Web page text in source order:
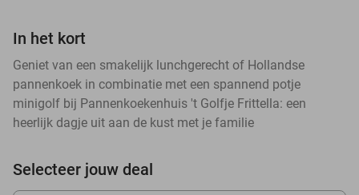
In het kort
Geniet van een smakelijk lunchgerecht of Hollandse
pannenkoek in combinatie met een spannend potje
minigolf bij Pannenkoekenhuis 't Golfje Frittella: een
heerlijk dagje uit aan de kust met je familie
Selecteer jouw deal